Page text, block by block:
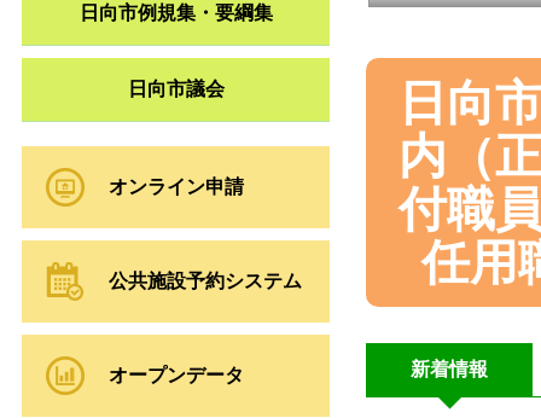
日向
内（
付職
任用
新着情報
日向市例規集・要綱集
日向市議会
オンライン申請
公共施設予約システム
オープンデータ